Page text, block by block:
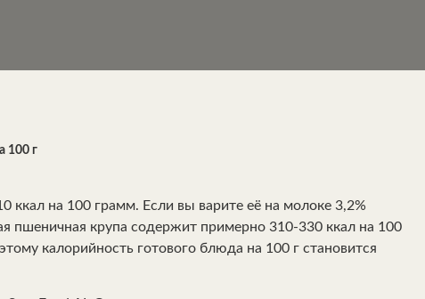
100 г
на 100 грамм. Если вы варите её на молоке 3,2%
крупа содержит примерно 310-330 ккал на 100
калорийность готового блюда на 100 г становится